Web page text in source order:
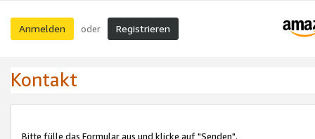
Anmelden oder Registrieren
Kontakt
Bitte fülle das Formular aus und klicke auf "Senden".